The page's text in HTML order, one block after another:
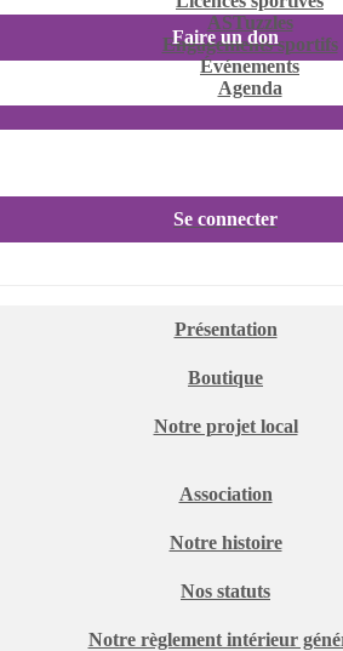
ASTuzzles
Engagements sportifs
Événements
Agenda
Faire un don
Se connecter
Présentation
Boutique
Notre projet local
Association
Notre histoire
Nos statuts
Notre règlement intérieur